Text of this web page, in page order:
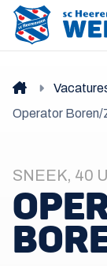
Operator Boren/
SNEEK, 40